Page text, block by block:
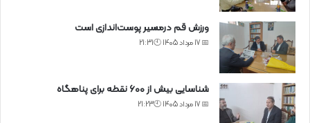
ورزش قم درمسیر پوست‌اندازی است
📅 17 مرداد 1405 🕙21:31
شناسایی بیش از ۶۰۰ نقطه برای پناهگاه
📅 17 مرداد 1405 🕙21:23